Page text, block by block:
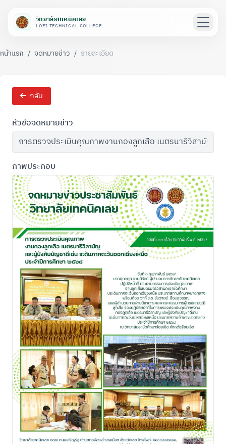
วิทยาลัยเทคนิคเลย
LOEI TECHNICAL COLLEGE
หน้าแรก / จดหมายข่าว / รายละเอียด
กลับ
หัวข้อจดหมายข่าว
ภาพประกอบ